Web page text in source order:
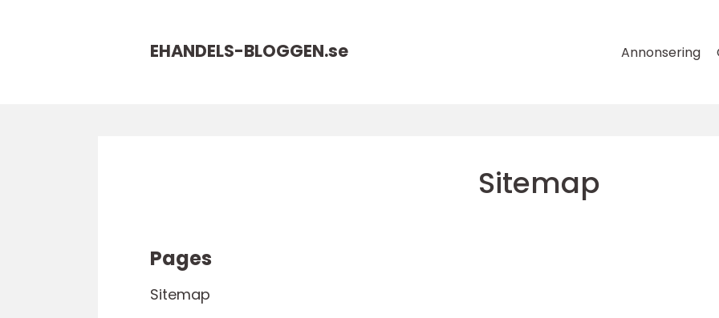
EHANDELS-BLOGGEN.se Annonsering
Sitemap
Pages
Sitemap